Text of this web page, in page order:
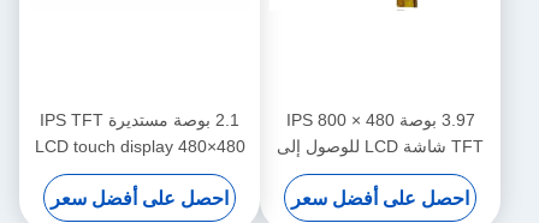
3.97 بوصة 480 × 800 IPS
TFT شاشة LCD للوصول إلى
لوحات التحكم في المنزل الذكي
احصل على أفضل سعر
2.1 بوصة مستديرة IPS TFT
LCD touch display 480×480
MIPI واجهة RGB لوحة التحكم
في المنزل الذكي
احصل على أفضل سعر